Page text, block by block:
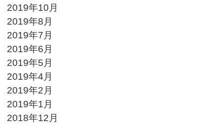
2019年10月
2019年8月
2019年7月
2019年6月
2019年5月
2019年4月
2019年2月
2019年1月
2018年12月